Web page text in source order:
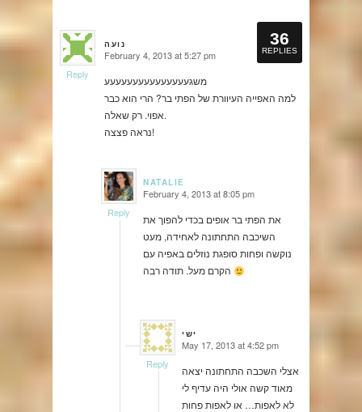
36
REPLIES
נועה
says: February 4, 2013 at 5:27 pm
משגעעעעעעעעעעעעעעע
למה האפייה העיוורת של הפתי בר? הרי הוא כבר
אפוי. רק שאלה.
נראה פצצה!
Reply
NATALIE
says: February 4, 2013 at 8:05 pm
את הפתי בר אופים בכדי להפוך את
השיכבה התחתונה לאחידה, מעט
נוקשה ופחות סופגת נוזלים באפיה עם
Reply
ישי
says: May 17, 2013 at 4:52 pm
אצלי השכבה התחתונה יצאה
מאוד קשה אולי היה עדיף לי
לא לאפות… או לאפות פחות
Reply